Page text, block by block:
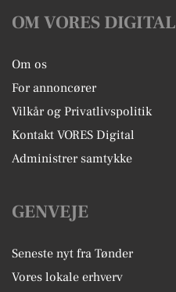
OM VORES DIGITAL
Om os
For annoncører
Vilkår og Privatlivspolitik
Kontakt VORES Digital
Administrer samtykke
GENVEJE
Seneste nyt fra Tønder
Vores lokale erhverv